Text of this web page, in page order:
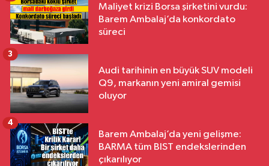
Maliyet krizi Borsa şirketini vurdu:
Barem Ambalaj’da konkordato
süreci
Audi tarihinin en büyük SUV modeli
Q9, markanın yeni amiral gemisi
oluyor
3
Barem Ambalaj’da yeni gelişme:
BARMA tüm BIST endekslerinden
çıkarılıyor
4